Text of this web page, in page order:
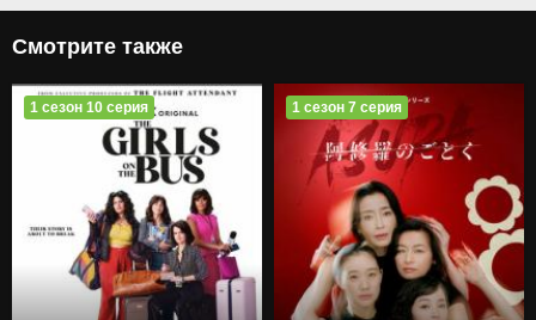
Смотрите также
1 сезон 10 серия 1 сезон 7 серия